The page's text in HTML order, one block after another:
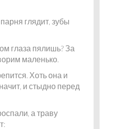
глядит, зубы
глаза пялишь? За
маленько.
Хоть она и
и стыдно перед
а траву